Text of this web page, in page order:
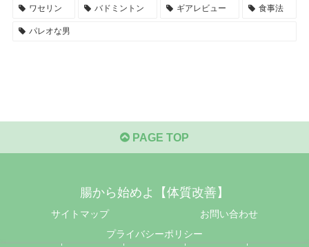
ワセリン バドミントン ギアレビュー 食事法
パレオな男
PAGE TOP
腸から始めよ【体質改善】
サイトマップ
お問い合わせ
プライバシーポリシー